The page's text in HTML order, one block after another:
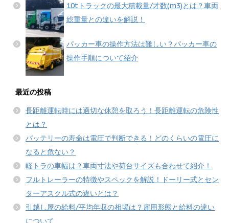
10tトラックの最大積載量/才数(m3)とは？車両
総重量との違いを解説！
パッカー車の操作方法は難しい？パッカー車の
操作手順について紹介
最近の投稿
長距離運転時には適切な休憩を取ろう！長距離運転の危険性
とは？
バッテリーの寿命は電圧で判断できる！どのくらいの電圧に
なると危ない？
軽トラの車幅は？車両寸法や荷台サイズも合わせて紹介！
フルトレーラーの特徴やスペックを解説！ドーリー式とセン
ターアスクル式の違いとは？
引越し屋の給料/平均年収の相場は？雇用形態と給料の違い
について